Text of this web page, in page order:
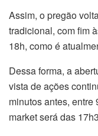
Assim, o pregão
tradicional, com fim
18h, como é
Dessa forma, a
vista de ações
minutos antes,
market será das